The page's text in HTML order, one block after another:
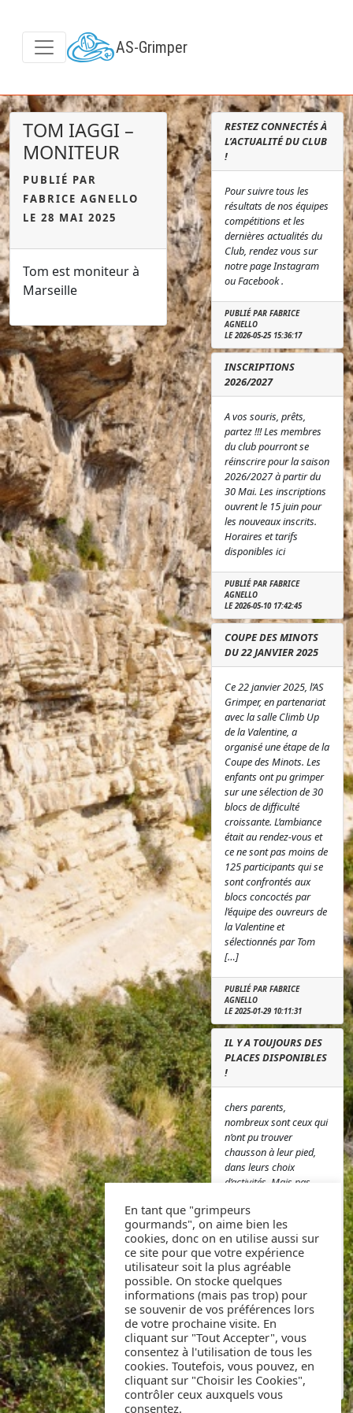
AS-Grimper
TOM IAGGI –
MONITEUR
PUBLIÉ PAR
FABRICE AGNELLO
LE 28 MAI 2025
Tom est moniteur à
Marseille
RESTEZ CONNECTÉS À
L’ACTUALITÉ DU CLUB
!
Pour suivre tous les
résultats de nos équipes
compétitions et les
dernières actualités du
Club, rendez vous sur
notre page Instagram
ou Facebook .
PUBLIÉ PAR FABRICE
AGNELLO
LE 2026-05-25 15:36:17
INSCRIPTIONS
2026/2027
A vos souris, prêts,
partez !!! Les membres
du club pourront se
réinscrire pour la saison
2026/2027 à partir du
30 Mai. Les inscriptions
ouvrent le 15 juin pour
les nouveaux inscrits.
Horaires et tarifs
disponibles ici
PUBLIÉ PAR FABRICE
AGNELLO
LE 2026-05-10 17:42:45
COUPE DES MINOTS
DU 22 JANVIER 2025
Ce 22 janvier 2025, l’AS
Grimper, en partenariat
avec la salle Climb Up
de la Valentine, a
organisé une étape de la
Coupe des Minots. Les
enfants ont pu grimper
sur une sélection de 30
blocs de difficulté
croissante. L’ambiance
était au rendez-vous et
ce ne sont pas moins de
125 participants qui se
sont confrontés aux
blocs concoctés par
l’équipe des ouvreurs de
la Valentine et
sélectionnés par Tom
[…]
PUBLIÉ PAR FABRICE
AGNELLO
LE 2025-01-29 10:11:31
IL Y A TOUJOURS DES
PLACES DISPONIBLES
!
chers parents,
nombreux sont ceux qui
n’ont pu trouver
chausson à leur pied,
dans leurs choix
d’activités. Mais pas
des places et si vous
désirez nous rejoindre,
pas d’hésitation, vous
pouvez vous inscrire ici
à l’adresse suivante
Inscriptions ou nous
contacter au 07 49 55
54 77. A très bientôt !
L’équipe AS Grimper
PUBLIÉ PAR FABRICE
AGNELLO
LE 2024-09-13 17:45:17
En tant que "grimpeurs
gourmands", on aime bien les
cookies, donc on en utilise aussi sur
ce site pour que votre expérience
utilisateur soit la plus agréable
possible. On stocke quelques
informations (mais pas trop) pour
se souvenir de vos préférences lors
de votre prochaine visite. En
cliquant sur "Tout Accepter", vous
consentez à l'utilisation de tous les
cookies. Toutefois, vous pouvez, en
cliquant sur "Choisir les Cookies",
contrôler ceux auxquels vous
consentez.